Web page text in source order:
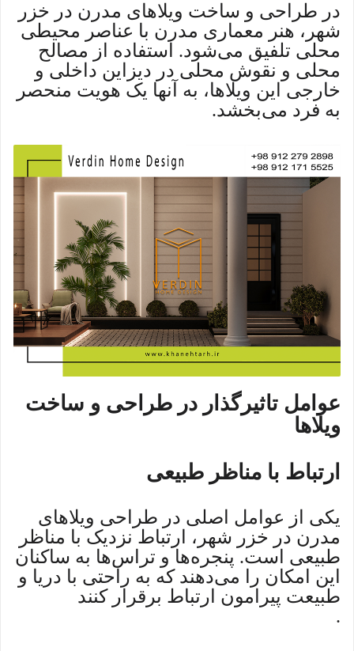
در طراحی و ساخت ویلاهای مدرن در خزر
شهر، هنر معماری مدرن با عناصر محیطی
محلی تلفیق می‌شود. استفاده از مصالح
محلی و نقوش محلی در دیزاین داخلی و
خارجی این ویلاها، به آنها یک هویت منحصر
به فرد می‌بخشد.
عوامل تاثیرگذار در طراحی و ساخت
ویلاها
ارتباط با مناظر طبیعی
یکی از عوامل اصلی در طراحی ویلاهای
مدرن در خزر شهر، ارتباط نزدیک با مناظر
طبیعی است. پنجره‌ها و تراس‌ها به ساکنان
این امکان را می‌دهند که به راحتی با دریا و
طبیعت پیرامون ارتباط برقرار کنند
.